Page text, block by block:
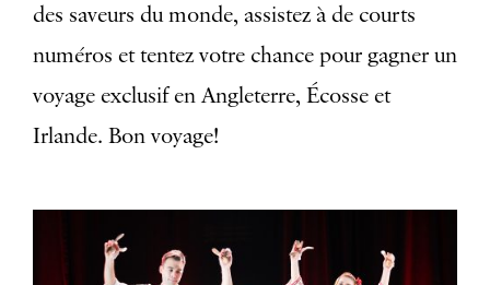
des saveurs du monde, assistez à de courts
numéros et tentez votre chance pour gagner un
voyage exclusif en Angleterre, Écosse et
Irlande. Bon voyage!